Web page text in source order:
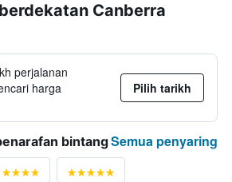
Canberra
perjalanan
harga
Pilih tarikh
bintangSemua penyaring